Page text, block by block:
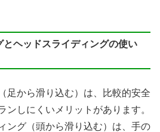
とヘッドスライディングの使い
足から滑り込む）は、比較的安全
ンしにくいメリットがあります。
ング（頭から滑り込む）は、手の